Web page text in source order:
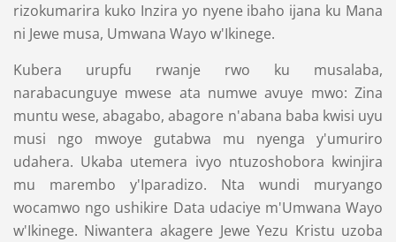
rizokumarira kuko Inzira yo nyene ibaho ijana ku Mana
ni Jewe musa, Umwana Wayo w'Ikinege.
Kubera urupfu rwanje rwo ku musalaba,
narabacunguye mwese ata numwe avuye mwo: Zina
muntu wese, abagabo, abagore n'abana baba kwisi uyu
musi ngo mwoye gutabwa mu nyenga y'umuriro
udahera. Ukaba utemera ivyo ntuzoshobora kwinjira
mu marembo y'Iparadizo. Nta wundi muryango
wocamwo ngo ushikire Data udaciye m'Umwana Wayo
w'Ikinege. Niwantera akagere Jewe Yezu Kristu uzoba